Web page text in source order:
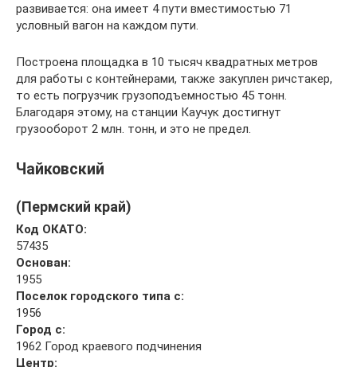
развивается: она имеет 4 пути вместимостью 71
условный вагон на каждом пути.
Построена площадка в 10 тысяч квадратных метров
для работы с контейнерами, также закуплен ричстакер,
то есть погрузчик грузоподъемностью 45 тонн.
Благодаря этому, на станции Каучук достигнут
грузооборот 2 млн. тонн, и это не предел.
Чайковский
(Пермский край)
Код ОКАТО:
57435
Основан:
1955
Поселок городского типа с:
1956
Город с:
1962 Город краевого подчинения
Центр: